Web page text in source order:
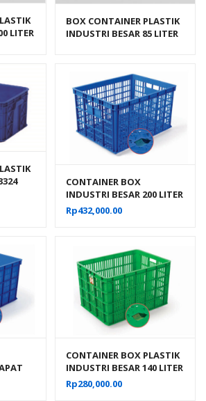
LITER
BOX CONTAINER PLASTIK
INDUSTRI BESAR 85 LITER
CONTAINER BOX
INDUSTRI BESAR 200 LITER
BERLUBANG RODA
HANATA 3001 UKURAN 80
Rp432,000.00
VOL
x 60
CONTAINER BOX PLASTIK
INDUSTRI BESAR 140 LITER
BERLUBANG RODA
HANATA 3000 UKURAN 68
Rp280,000.00